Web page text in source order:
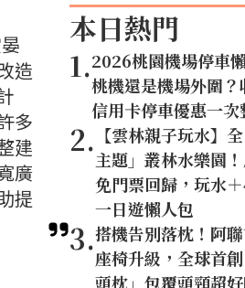
造
多
建
廣
提
本日熱門
1.2026桃園機場停車
桃機還是機場外圍？
信用卡停車優惠一次
2. 【雲林親子玩水】
主題」叢林水樂園
免門票回歸，玩水
一日遊懶人包
3.搭機告別落枕！阿
座椅升級，全球首
頭枕」包覆頭頸超